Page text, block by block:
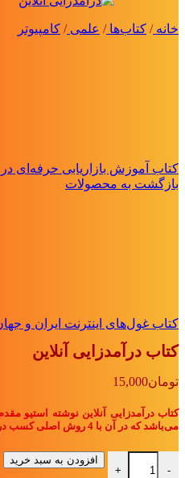
خانه/ کتاب‌ها/ علمی/ کامپیوتر
کتاب آموزش بازاریابی حرفه‌ای در
بازگشت به محصولات
کتاب غول‌های اینترنت ایران و
کتاب درآمدزایی آنلاین
تومان15,000
می‌باشد که در آن با 4 روش اصلی کسب درآمد از طریق اینترنت آشنا می‌شوید.
-
کتاب درآمدزایی آنلاین عدد
+
افزودن به سبد خرید